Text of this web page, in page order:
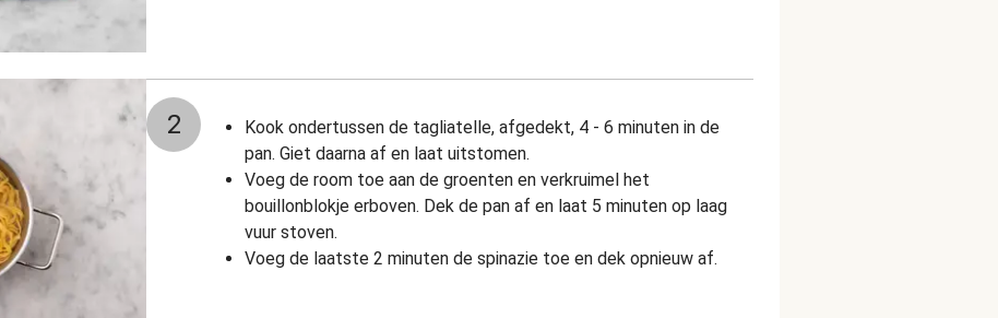
2
Kook ondertussen de tagliatelle, afgedekt, 4 - 6 minuten in de
pan. Giet daarna af en laat uitstomen.
Voeg de room toe aan de groenten en verkruimel het
bouillonblokje erboven. Dek de pan af en laat 5 minuten op laag
vuur stoven.
Voeg de laatste 2 minuten de spinazie toe en dek opnieuw af.